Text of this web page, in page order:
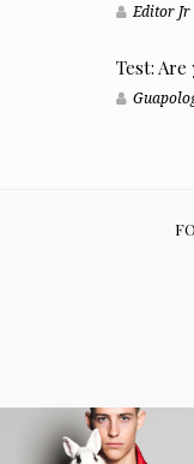
Editor Jr
Test: